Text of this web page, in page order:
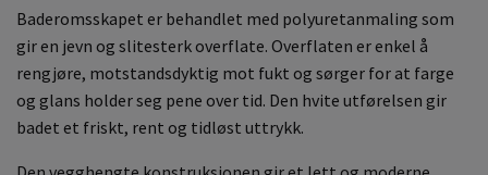
Baderomsskapet er behandlet med polyuretanmaling som
gir en jevn og slitesterk overflate. Overflaten er enkel å
rengjøre, motstandsdyktig mot fukt og sørger for at farge
og glans holder seg pene over tid. Den hvite utførelsen gir
badet et friskt, rent og tidløst uttrykk.